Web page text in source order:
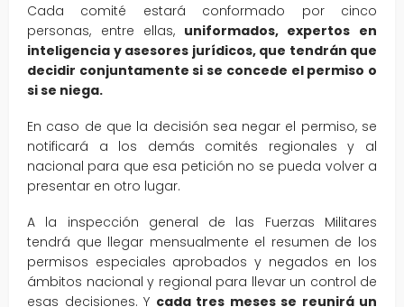
Cada comité estará conformado por cinco
personas, entre ellas, uniformados, expertos en
inteligencia y asesores jurídicos, que tendrán que
decidir conjuntamente si se concede el permiso o
si se niega.
En caso de que la decisión sea negar el permiso, se
notificará a los demás comités regionales y al
nacional para que esa petición no se pueda volver a
presentar en otro lugar.
A la inspección general de las Fuerzas Militares
tendrá que llegar mensualmente el resumen de los
permisos especiales aprobados y negados en los
ámbitos nacional y regional para llevar un control de
esas decisiones. Y cada tres meses se reunirá un